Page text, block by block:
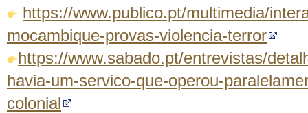
https://www.publico.pt/multimedia/
mocambique-provas-violencia-terror
https://www.sabado.pt/entrevistas/
havia-um-servico-que-operou-
colonial